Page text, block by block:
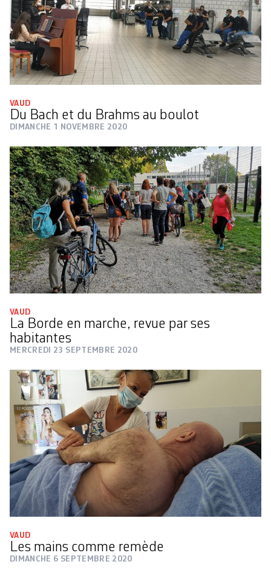
VAUD
Du Bach et du Brahms au boulot
DIMANCHE 1 NOVEMBRE 2020
VAUD
La Borde en marche, revue par ses
habitantes
MERCREDI 23 SEPTEMBRE 2020
VAUD
Les mains comme remède
DIMANCHE 6 SEPTEMBRE 2020